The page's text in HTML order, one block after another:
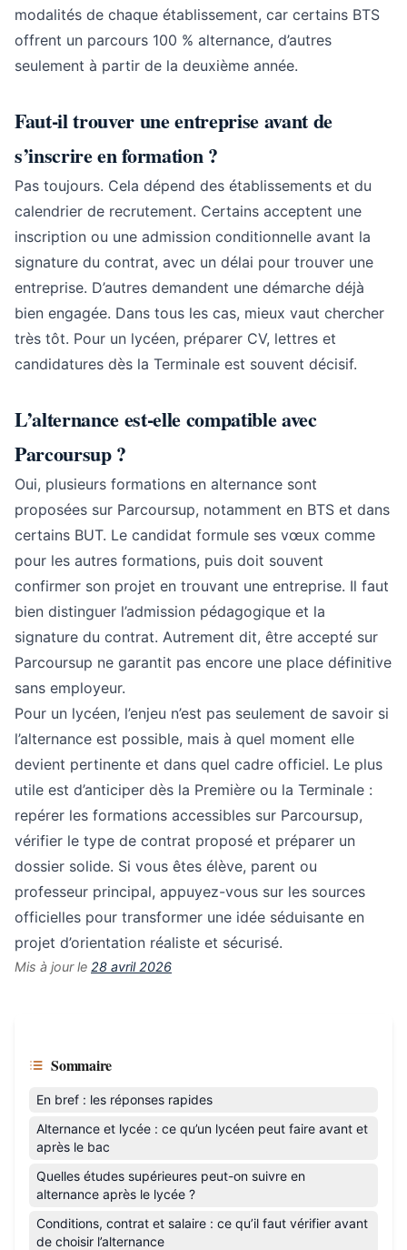
modalités de chaque établissement, car certains BTS
offrent un parcours 100 % alternance, d’autres
seulement à partir de la deuxième année.
Faut-il trouver une entreprise avant de
s’inscrire en formation ?
Pas toujours. Cela dépend des établissements et du
calendrier de recrutement. Certains acceptent une
inscription ou une admission conditionnelle avant la
signature du contrat, avec un délai pour trouver une
entreprise. D’autres demandent une démarche déjà
bien engagée. Dans tous les cas, mieux vaut chercher
très tôt. Pour un lycéen, préparer CV, lettres et
candidatures dès la Terminale est souvent décisif.
L’alternance est-elle compatible avec
Parcoursup ?
Oui, plusieurs formations en alternance sont
proposées sur Parcoursup, notamment en BTS et dans
certains BUT. Le candidat formule ses vœux comme
pour les autres formations, puis doit souvent
confirmer son projet en trouvant une entreprise. Il faut
bien distinguer l’admission pédagogique et la
signature du contrat. Autrement dit, être accepté sur
Parcoursup ne garantit pas encore une place définitive
sans employeur.
Pour un lycéen, l’enjeu n’est pas seulement de savoir si
l’alternance est possible, mais à quel moment elle
devient pertinente et dans quel cadre officiel. Le plus
utile est d’anticiper dès la Première ou la Terminale :
repérer les formations accessibles sur Parcoursup,
vérifier le type de contrat proposé et préparer un
dossier solide. Si vous êtes élève, parent ou
professeur principal, appuyez-vous sur les sources
officielles pour transformer une idée séduisante en
projet d’orientation réaliste et sécurisé.
Mis à jour le 28 avril 2026
Sommaire
En bref : les réponses rapides
Alternance et lycée : ce qu’un lycéen peut faire avant et
après le bac
Quelles études supérieures peut-on suivre en
alternance après le lycée ?
Conditions, contrat et salaire : ce qu’il faut vérifier avant
de choisir l’alternance